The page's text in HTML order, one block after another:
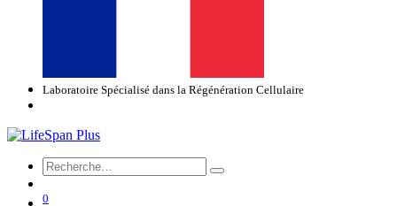
Laboratoire Spécialisé dans la Régénération Cellulaire
0